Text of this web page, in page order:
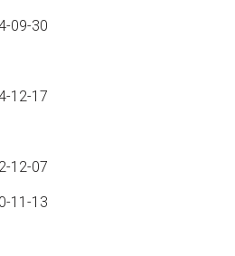
09-30
12-17
12-07
11-13